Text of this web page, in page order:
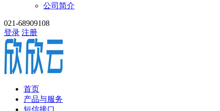
公司简介
021-68909108
登录 注册
首页
产品与服务
短信接口